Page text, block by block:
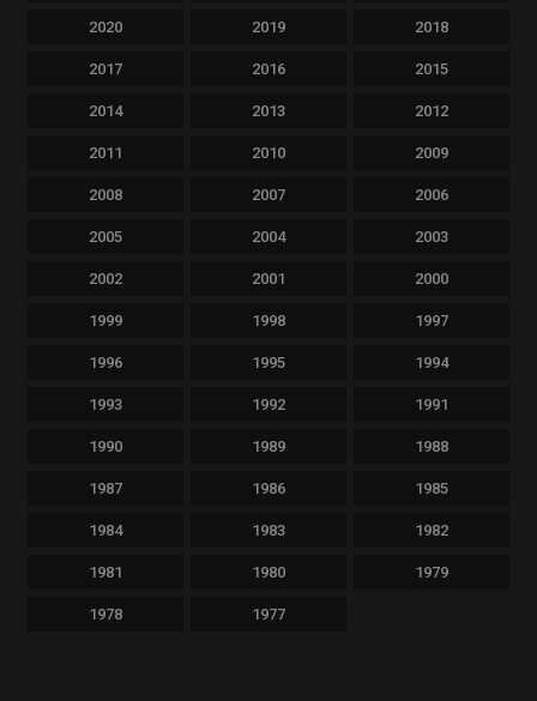
2020 2019 2018
2017 2016 2015
2014 2013 2012
2011 2010 2009
2008 2007 2006
2005 2004 2003
2002 2001 2000
1999 1998 1997
1996 1995 1994
1993 1992 1991
1990 1989 1988
1987 1986 1985
1984 1983 1982
1981 1980 1979
1978 1977